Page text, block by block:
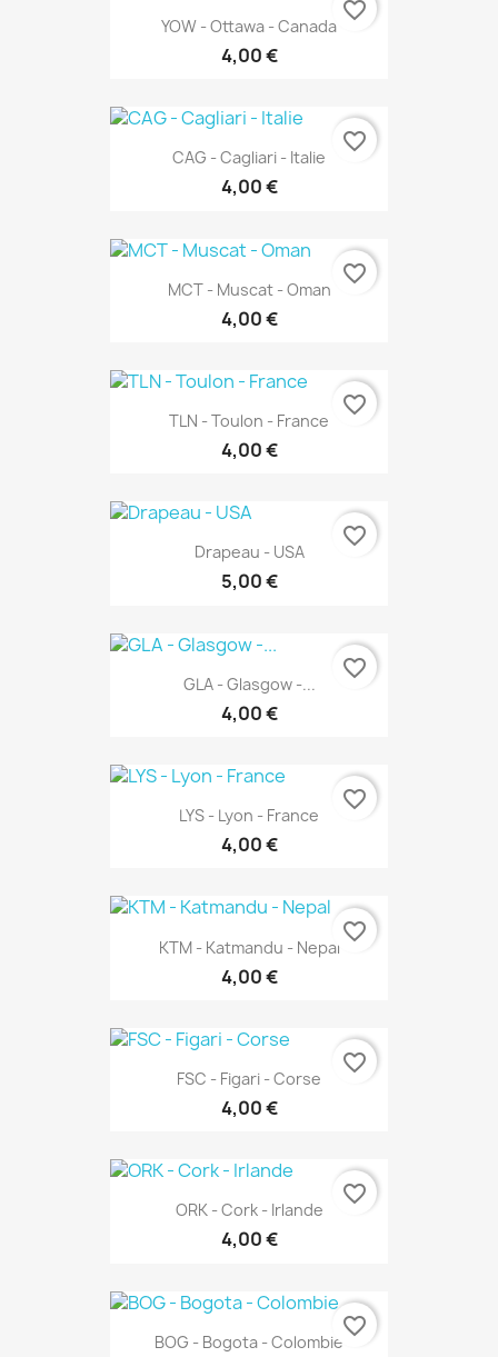
YOW - Ottawa - Canada
4,00 €
favorite_border
CAG - Cagliari - Italie
4,00 €
favorite_border
MCT - Muscat - Oman
4,00 €
favorite_border
TLN - Toulon - France
4,00 €
favorite_border
Drapeau - USA
5,00 €
favorite_border
GLA - Glasgow -...
4,00 €
favorite_border
LYS - Lyon - France
4,00 €
favorite_border
KTM - Katmandu - Nepal
4,00 €
favorite_border
FSC - Figari - Corse
4,00 €
favorite_border
ORK - Cork - Irlande
4,00 €
favorite_border
BOG - Bogota - Colombie
favorite_border